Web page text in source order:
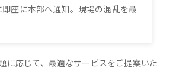
座に本部へ通知。現場の混乱を最
に応じて、最適なサービスをご提案いた